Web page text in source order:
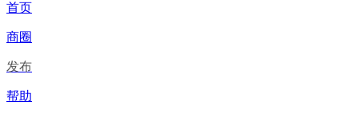
首页
商圈
发布
帮助